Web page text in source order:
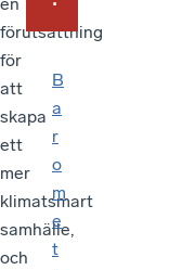
förutsättning
för
att
skapa
ett
mer
klimatsmart
samhälle,
och
B
a
r
o
m
e
t